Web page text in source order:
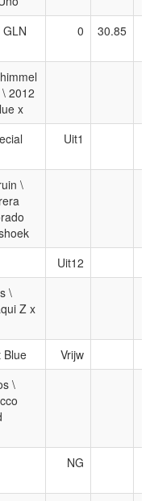
0 30.85
2012
x
Uit1
\
Uit12
\
Z x
Blue
Vrijw
\
NG